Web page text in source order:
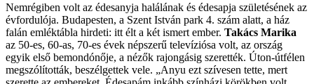
Nemrégiben volt az édesanyja halálának és édesapja születésének az
évfordulója. Budapesten, a Szent István park 4. szám alatt, a ház
falán emléktábla hirdeti: itt élt a két ismert ember. Takács Marika
az 50-es, 60-as, 70-es évek népszerű televíziósa volt, az ország
egyik első bemondónője, a nézők rajongásig szerették. Úton-útfélen
megszólították, beszélgettek vele. „Anyu ezt szívesen tette, mert